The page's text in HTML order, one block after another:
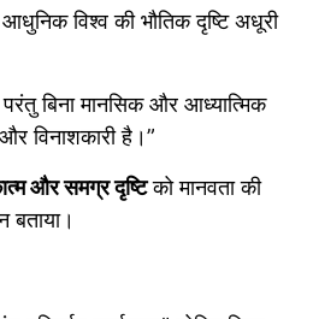
विश्व की भौतिक दृष्टि अधूरी
बिना मानसिक और आध्यात्मिक
विनाशकारी है।”
और समग्र दृष्टिको मानवता की
बताया।